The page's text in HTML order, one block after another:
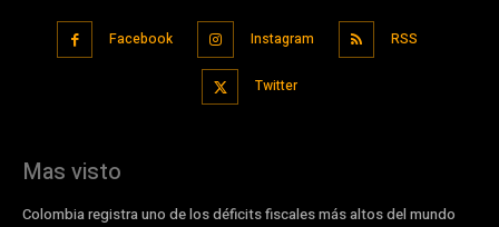
Facebook Instagram RSS
Twitter
Mas visto
Colombia registra uno de los déficits fiscales más altos del mundo